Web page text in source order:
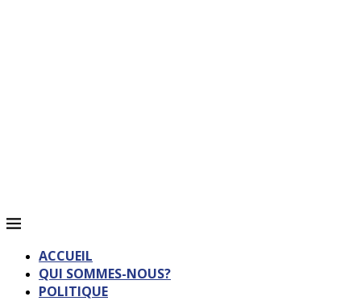
ACCUEIL
QUI SOMMES-NOUS?
POLITIQUE